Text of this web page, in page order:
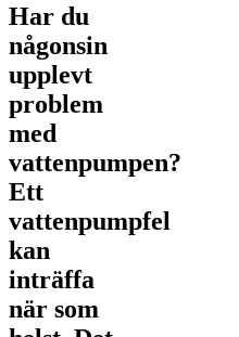
Har du
någonsin
upplevt
problem
med
vattenpumpen?
Ett
vattenpumpfel
kan
inträffa
när som